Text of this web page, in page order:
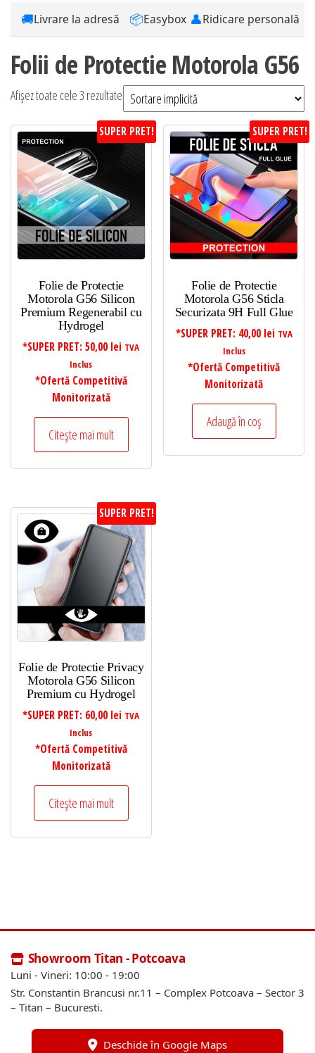
🚚Livrare la adresă 📦Easybox 👤Ridicare personală
Folii de Protectie Motorola G56
Afișez toate cele 3 rezultate
SUPER PRET!
Folie de Protectie
Motorola G56 Silicon
Premium Regenerabil cu
Hydrogel
*SUPER PRET:50,00 lei TVA
Inclus
*Ofertă Competitivă
Monitorizată
Citește mai mult
SUPER PRET!
Folie de Protectie
Motorola G56 Sticla
Securizata 9H Full Glue
*SUPER PRET: 40,00 lei TVA
Inclus
*Ofertă Competitivă
Monitorizată
Adaugă în coș
SUPER PRET!
Folie de Protectie Privacy
Motorola G56 Silicon
Premium cu Hydrogel
*SUPER PRET: 60,00 lei TVA
Inclus
*Ofertă Competitivă
Monitorizată
Citește mai mult
Showroom Titan - Potcoava
Luni - Vineri: 10:00 - 19:00
Str. Constantin Brancusi nr.11 – Complex Potcoava – Sector 3
– Titan – Bucuresti.
Deschide în Google Maps